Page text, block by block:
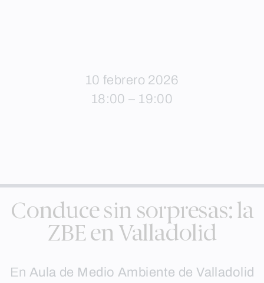
10 febrero 2026
18:00 – 19:00
Conduce sin sorpresas: la
ZBE en Valladolid
En Aula de Medio Ambiente de Valladolid